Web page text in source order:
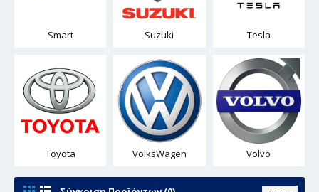
Smart Suzuki Tesla
Toyota VolksWagen Volvo